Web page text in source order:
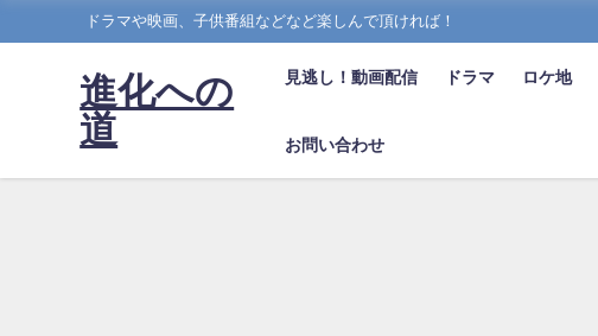
ドラマや映画、子供番組などなど楽しんで頂ければ！
進化への
道
見逃し！動画配信 ドラマ ロケ地
お問い合わせ